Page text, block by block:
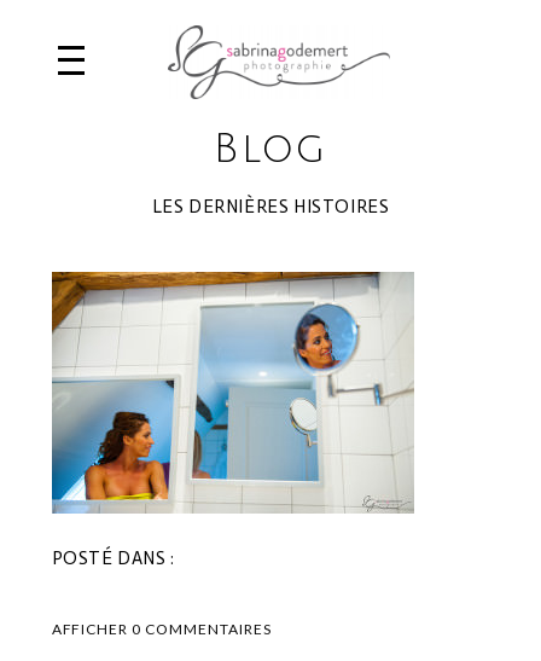
Blog
LES DERNIÈRES HISTOIRES
POSTÉ DANS :
AFFICHER0 COMMENTAIRES